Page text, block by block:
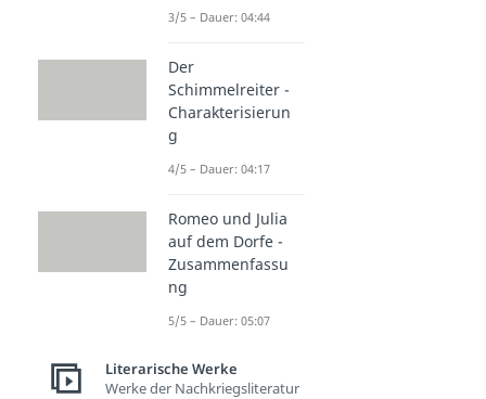
3/5 – Dauer: 04:44
Der
Schimmelreiter -
Charakterisierun
g
4/5 – Dauer: 04:17
Romeo und Julia
auf dem Dorfe -
Zusammenfassu
ng
5/5 – Dauer: 05:07
Literarische Werke
Werke der Nachkriegsliteratur